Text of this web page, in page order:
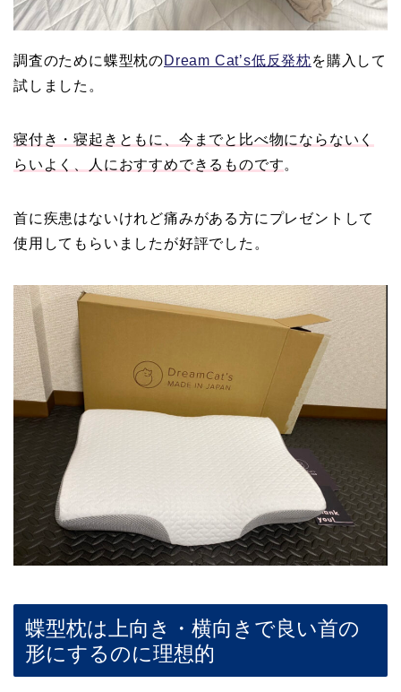
調査のために蝶型枕のDream Cat’s低反発枕を購入して
試しました。
寝付き・寝起きともに、今までと比べ物にならないく
らいよく、人におすすめできるものです。
首に疾患はないけれど痛みがある方にプレゼントして
使用してもらいましたが好評でした。
蝶型枕は上向き・横向きで良い首の
形にするのに理想的